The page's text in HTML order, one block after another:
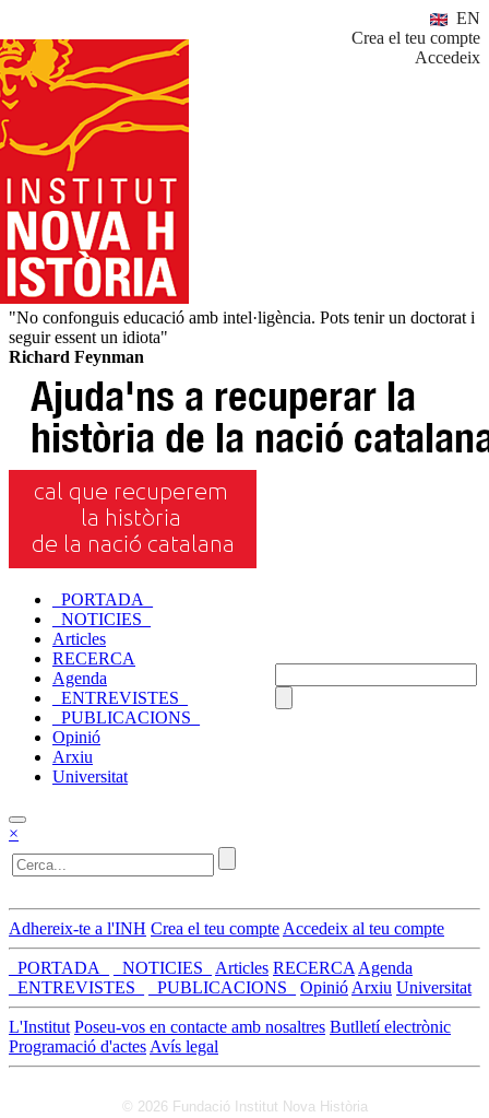
EN
Crea el teu compte
Accedeix
"No confonguis educació amb intel·ligència. Pots tenir un doctorat i
seguir essent un idiota"
Richard Feynman
_PORTADA_
_NOTICIES_
Articles
RECERCA
Agenda
_ENTREVISTES_
_PUBLICACIONS_
Opinió
Arxiu
Universitat
×
Adhereix-te a l'INH Crea el teu compte Accedeix al teu compte
_PORTADA_ _NOTICIES_ Articles RECERCA Agenda
_ENTREVISTES_
_PUBLICACIONS_ Opinió Arxiu Universitat
L'Institut Poseu-vos en contacte amb nosaltres Butlletí electrònic
Programació d'actes Avís legal
© 2026 Fundació Institut Nova Història